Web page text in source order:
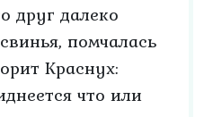
друг далеко
помчалась
Краснух:
что или